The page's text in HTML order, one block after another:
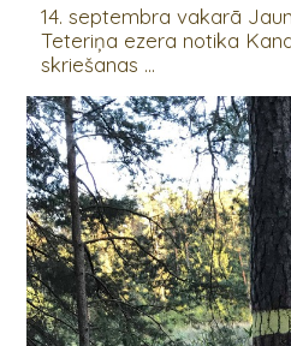
14. septembra vakarā
Teteriņa ezera notika
skriešanas ...